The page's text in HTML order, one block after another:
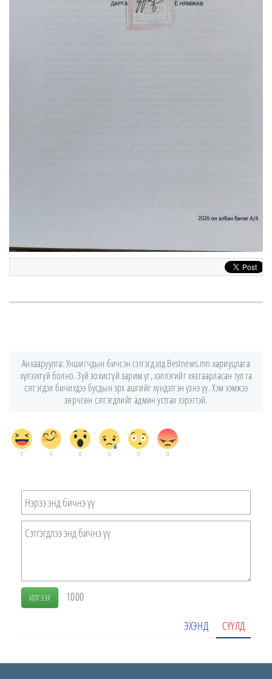
Анхааруулга: Уншигчдын бичсэн сэтгэгдэлд Bestnews.mn хариуцлага
хүлээхгүй болно. Зүй зохисгүй зарим үг, хэллэгийг хязгаарласан тул та
сэтгэгдэл бичихдээ бусдын эрх ашгийг хүндэтгэн үзнэ үү. Хэм хэмжээ
зөрчсөн сэтгэгдлийг админ устгах хэрэгтэй.
0 0 0 0 0 0
ИЛГЭЭХ 1000
ЭХЭНД СҮҮЛД